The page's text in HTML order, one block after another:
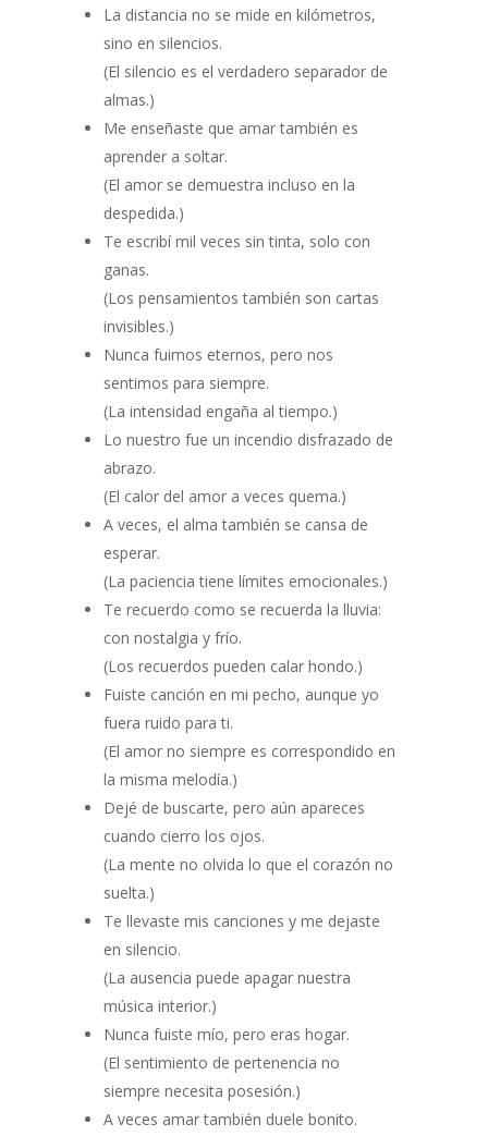
La distancia no se mide en kilómetros,
sino en silencios.
(El silencio es el verdadero separador de
almas.)
Me enseñaste que amar también es
aprender a soltar.
(El amor se demuestra incluso en la
despedida.)
Te escribí mil veces sin tinta, solo con
ganas.
(Los pensamientos también son cartas
invisibles.)
Nunca fuimos eternos, pero nos
sentimos para siempre.
(La intensidad engaña al tiempo.)
Lo nuestro fue un incendio disfrazado de
abrazo.
(El calor del amor a veces quema.)
A veces, el alma también se cansa de
esperar.
(La paciencia tiene límites emocionales.)
Te recuerdo como se recuerda la lluvia:
con nostalgia y frío.
(Los recuerdos pueden calar hondo.)
Fuiste canción en mi pecho, aunque yo
fuera ruido para ti.
(El amor no siempre es correspondido en
la misma melodía.)
Dejé de buscarte, pero aún apareces
cuando cierro los ojos.
(La mente no olvida lo que el corazón no
suelta.)
Te llevaste mis canciones y me dejaste
en silencio.
(La ausencia puede apagar nuestra
música interior.)
Nunca fuiste mío, pero eras hogar.
(El sentimiento de pertenencia no
siempre necesita posesión.)
A veces amar también duele bonito.